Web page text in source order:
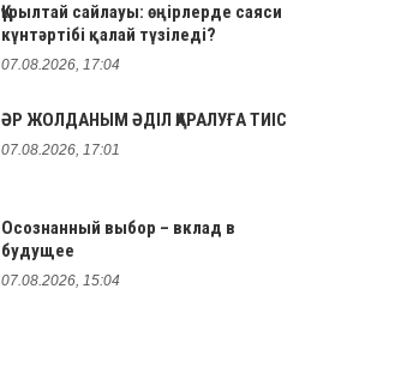
Құрылтай сайлауы: өңірлерде саяси
күнтәртібі қалай түзіледі?
07.08.2026, 17:04
ӘР ЖОЛДАНЫМ ӘДІЛ ҚАРАЛУҒА ТИІС
07.08.2026, 17:01
Осознанный выбор – вклад в
будущее
07.08.2026, 15:04